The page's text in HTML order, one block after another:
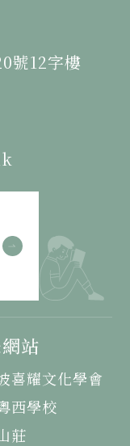
號12字樓
站
喜耀文化學會
西學校
莊